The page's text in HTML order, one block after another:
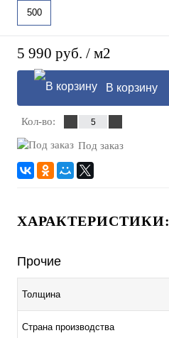
500
5 990 руб. / м2
В корзину
Кол-во:
Под заказ
ХАРАКТЕРИСТИКИ:
Прочие
Толщина
Страна производства